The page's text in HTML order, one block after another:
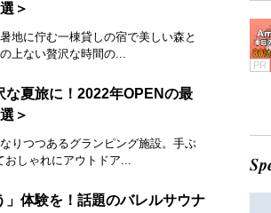
＞
地に佇む一棟貸しの宿で美しい森と
上ない贅沢な時間の...
な夏旅に！2022年OPENの最
＞
りつつあるグランピング施設。手ぶ
おしゃれにアウトドア...
」体験を！話題のバレルサウナ
PR